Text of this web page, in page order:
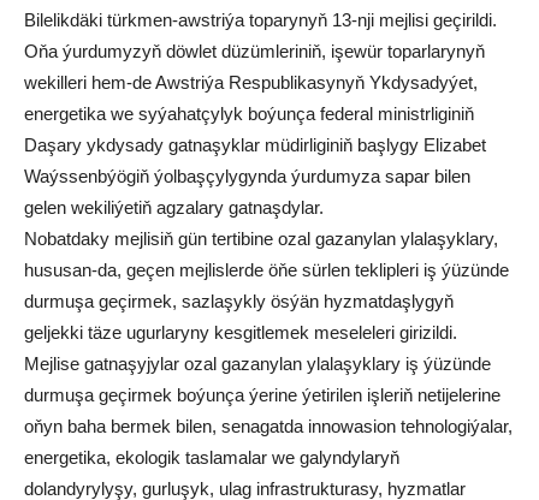
Bilelikdäki türkmen-awstriýa toparynyň 13-nji mejlisi geçirildi.
Oňa ýurdumyzyň döwlet düzümleriniň, işewür toparlarynyň
wekilleri hem-de Awstriýa Respublikasynyň Ykdysadyýet,
energetika we syýahatçylyk boýunça federal ministrliginiň
Daşary ykdysady gatnaşyklar müdirliginiň başlygy Elizabet
Waýssenbýögiň ýolbaşçylygynda ýurdumyza sapar bilen
gelen wekiliýetiň agzalary gatnaşdylar.
Nobatdaky mejlisiň gün tertibine ozal gazanylan ylalaşyklary,
hususan-da, geçen mejlislerde öňe sürlen teklipleri iş ýüzünde
durmuşa geçirmek, sazlaşykly ösýän hyzmatdaşlygyň
geljekki täze ugurlaryny kesgitlemek meseleleri girizildi.
Mejlise gatnaşyjylar ozal gazanylan ylalaşyklary iş ýüzünde
durmuşa geçirmek boýunça ýerine ýetirilen işleriň netijelerine
oňyn baha bermek bilen, senagatda innowasion tehnologiýalar,
energetika, ekologik taslamalar we galyndylaryň
dolandyrylyşy, gurluşyk, ulag infrastrukturasy, hyzmatlar